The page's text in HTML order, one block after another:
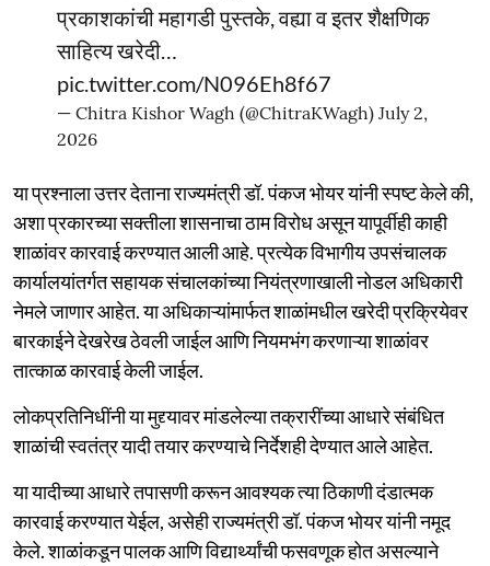
प्रकाशकांची महागडी पुस्तके, वह्या व इतर शैक्षणिक
साहित्य खरेदी…
pic.twitter.com/N096Eh8f67
— Chitra Kishor Wagh (@ChitraKWagh) July 2,
2026
या प्रश्नाला उत्तर देताना राज्यमंत्री डॉ. पंकज भोयर यांनी स्पष्ट केले की,
अशा प्रकारच्या सक्तीला शासनाचा ठाम विरोध असून यापूर्वीही काही
शाळांवर कारवाई करण्यात आली आहे. प्रत्येक विभागीय उपसंचालक
कार्यालयांतर्गत सहायक संचालकांच्या नियंत्रणाखाली नोडल अधिकारी
नेमले जाणार आहेत. या अधिकाऱ्यांमार्फत शाळांमधील खरेदी प्रक्रियेवर
बारकाईने देखरेख ठेवली जाईल आणि नियमभंग करणाऱ्या शाळांवर
तात्काळ कारवाई केली जाईल.
लोकप्रतिनिधींनी या मुद्द्यावर मांडलेल्या तक्रारींच्या आधारे संबंधित
शाळांची स्वतंत्र यादी तयार करण्याचे निर्देशही देण्यात आले आहेत.
या यादीच्या आधारे तपासणी करून आवश्यक त्या ठिकाणी दंडात्मक
कारवाई करण्यात येईल, असेही राज्यमंत्री डॉ. पंकज भोयर यांनी नमूद
केले. शाळांकडून पालक आणि विद्यार्थ्यांची फसवणूक होत असल्याने